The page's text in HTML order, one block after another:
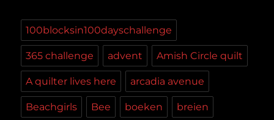
100blocksin100dayschallenge
365 challenge advent Amish Circle quilt
A quilter lives here arcadia avenue
Beachgirls Bee boeken breien